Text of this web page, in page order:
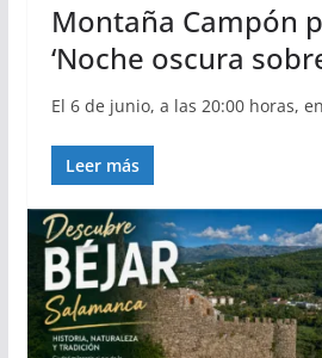
Montaña Campón
‘Noche oscura
El 6 de junio, a las 20:00 horas,
Leer más